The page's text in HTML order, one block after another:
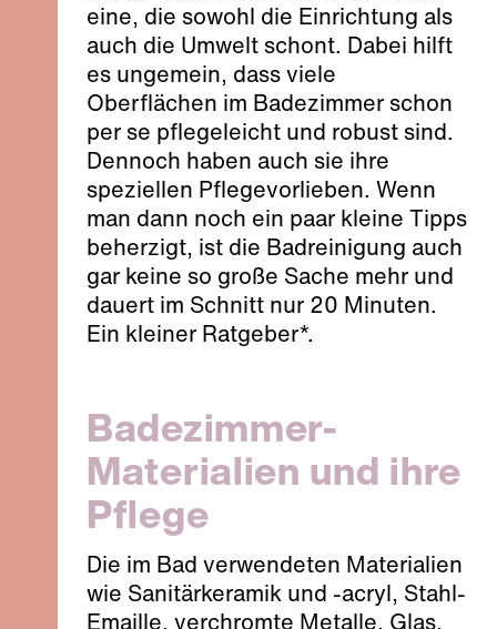
eine, die sowohl die Einrichtung als
auch die Umwelt schont. Dabei hilft
es ungemein, dass viele
Oberflächen im Badezimmer schon
per se pflegeleicht und robust sind.
Dennoch haben auch sie ihre
speziellen Pflegevorlieben. Wenn
man dann noch ein paar kleine Tipps
beherzigt, ist die Badreinigung auch
gar keine so große Sache mehr und
dauert im Schnitt nur 20 Minuten.
Ein kleiner Ratgeber*.
Badezimmer-
Materialien und ihre
Pflege
Die im Bad verwendeten Materialien
wie Sanitärkeramik und -acryl, Stahl-
Emaille, verchromte Metalle, Glas,